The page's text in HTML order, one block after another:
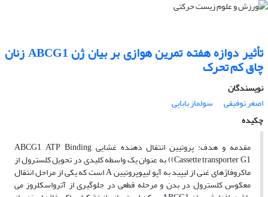
تأثیر دوازه هفته تمرین هوازی بر بیان ژن ABCG1 زنان
چاق کم تحرک
نویسندگان
اصغر توفیقی
سولماز بابایی
چکیده
مقدمه و هدف: پروتیین انتقال دهنده غشایی ABCG1 ATP Binding
Cassette transporter G1)) به عنوان یک واسطه کلیدی در تحویل کلسترول از
ماکروفاژهای غنی از لیپید به آپو لیپوپروتیین A است که یکی از مراحل انتقال
معکوس کلسترول در بدن و مرحله قطعی در جلوگیری از آترواسکلروز می